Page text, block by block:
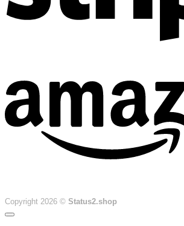
Copyright 2026 © Status2.shop